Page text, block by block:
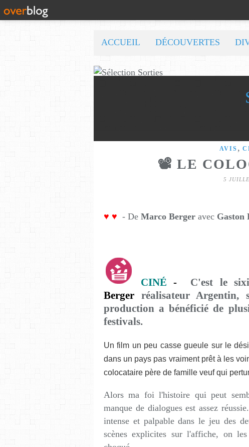
ACCUEIL DÉCOUVERTES
AVIS ,
📽️ LE
5
♥ ♥ - De Marco Berger avec Gaston
CINÉ- C'est le
Berger réalisateur Argentin,
production a bénéficié de
festivals.
Un film un peu casse gueule sur le
dans un pays pas vraiment prêt à les
colocataire père de famille veuf qui
Alors ma foi l'histoire qui peut
manque de dialogues est assez
intense et palpable dans le jeu des
scènes explicites sur l'affiche, on